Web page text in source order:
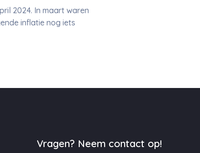
2024. In maart waren
inflatie nog iets
Vragen? Neem contact op!